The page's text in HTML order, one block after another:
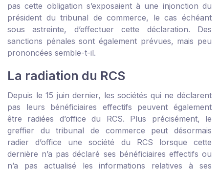
pas cette obligation s’exposaient à une injonction du
président du tribunal de commerce, le cas échéant
sous astreinte, d’effectuer cette déclaration. Des
sanctions pénales sont également prévues, mais peu
prononcées semble-t-il.
La radiation du RCS
Depuis le 15 juin dernier, les sociétés qui ne déclarent
pas leurs bénéficiaires effectifs peuvent également
être radiées d’office du RCS. Plus précisément, le
greffier du tribunal de commerce peut désormais
radier d’office une société du RCS lorsque cette
dernière n’a pas déclaré ses bénéficiaires effectifs ou
n’a pas actualisé les informations relatives à ses